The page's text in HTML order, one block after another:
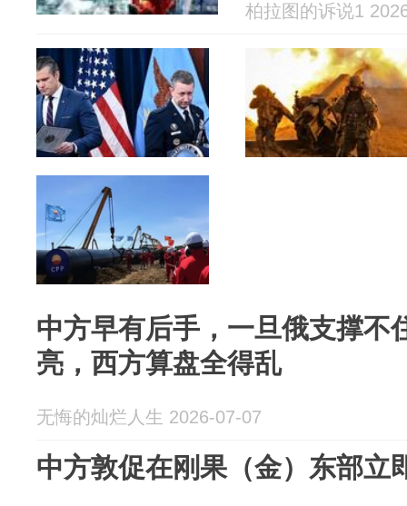
柏拉图的诉说1
中方早有后手，一旦俄支撑不
亮，西方算盘全得乱
无悔的灿烂人生 2026-07-07
中方敦促在刚果（金）东部立